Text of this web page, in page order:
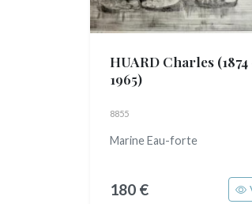
HUARD Charles
1965)
8855
Marine Eau-forte
180 €